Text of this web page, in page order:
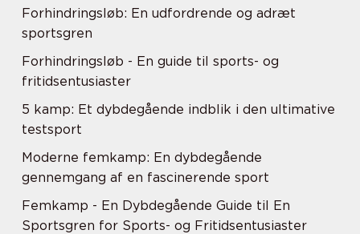
Forhindringsløb: En udfordrende og adræt
sportsgren
Forhindringsløb - En guide til sports- og
fritidsentusiaster
5 kamp: Et dybdegående indblik i den ultimative
testsport
Moderne femkamp: En dybdegående
gennemgang af en fascinerende sport
Femkamp - En Dybdegående Guide til En
Sportsgren for Sports- og Fritidsentusiaster